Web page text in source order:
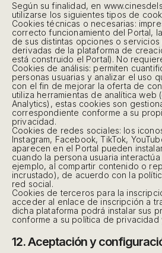
Según su finalidad, en
utilizarse los siguientes tipos de
Cookies técnicas o necesarias:
correcto funcionamiento del Portal,
de sus distintas opciones o
derivadas de la plataforma de
está construido el Portal). No
Cookies de análisis: permiten
personas usuarias y analizar el uso
con el fin de mejorar la oferta de
utiliza herramientas de analítica web
Analytics), estas cookies son
correspondiente conforme a su
privacidad.
Cookies de redes sociales: los
Instagram, Facebook, TikTok,
aparecen en el Portal pueden
cuando la persona usuaria
ejemplo, al compartir contenido o
incrustado), de acuerdo con la
red social.
Cookies de terceros para la
acceder al enlace de inscripción a
dicha plataforma podrá instalar sus
conforme a su política de privacidad
12. Aceptación y